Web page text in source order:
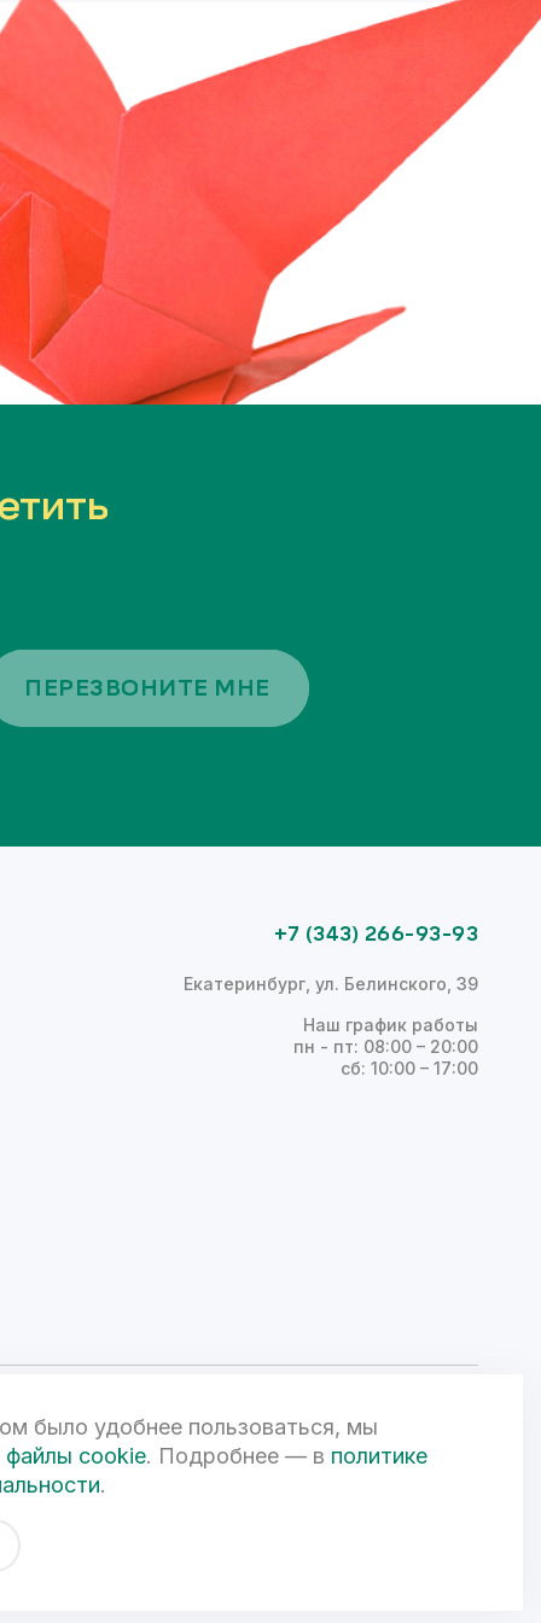
ПЕРЕЗВОНИТЕ МНЕ
+7 (343) 266-93-93
Екатеринбург, ул. Белинского, 39
Наш график работы
пн - пт: 08:00 – 20:00
сб: 10:00 – 17:00
Федерации и может быть изменена по усмотрению компании.
офертой. 3D-визуализации объектов жилой и коммерческой
было удобнее пользоваться, мы
файлы cookie. Подробнее — в политике
.